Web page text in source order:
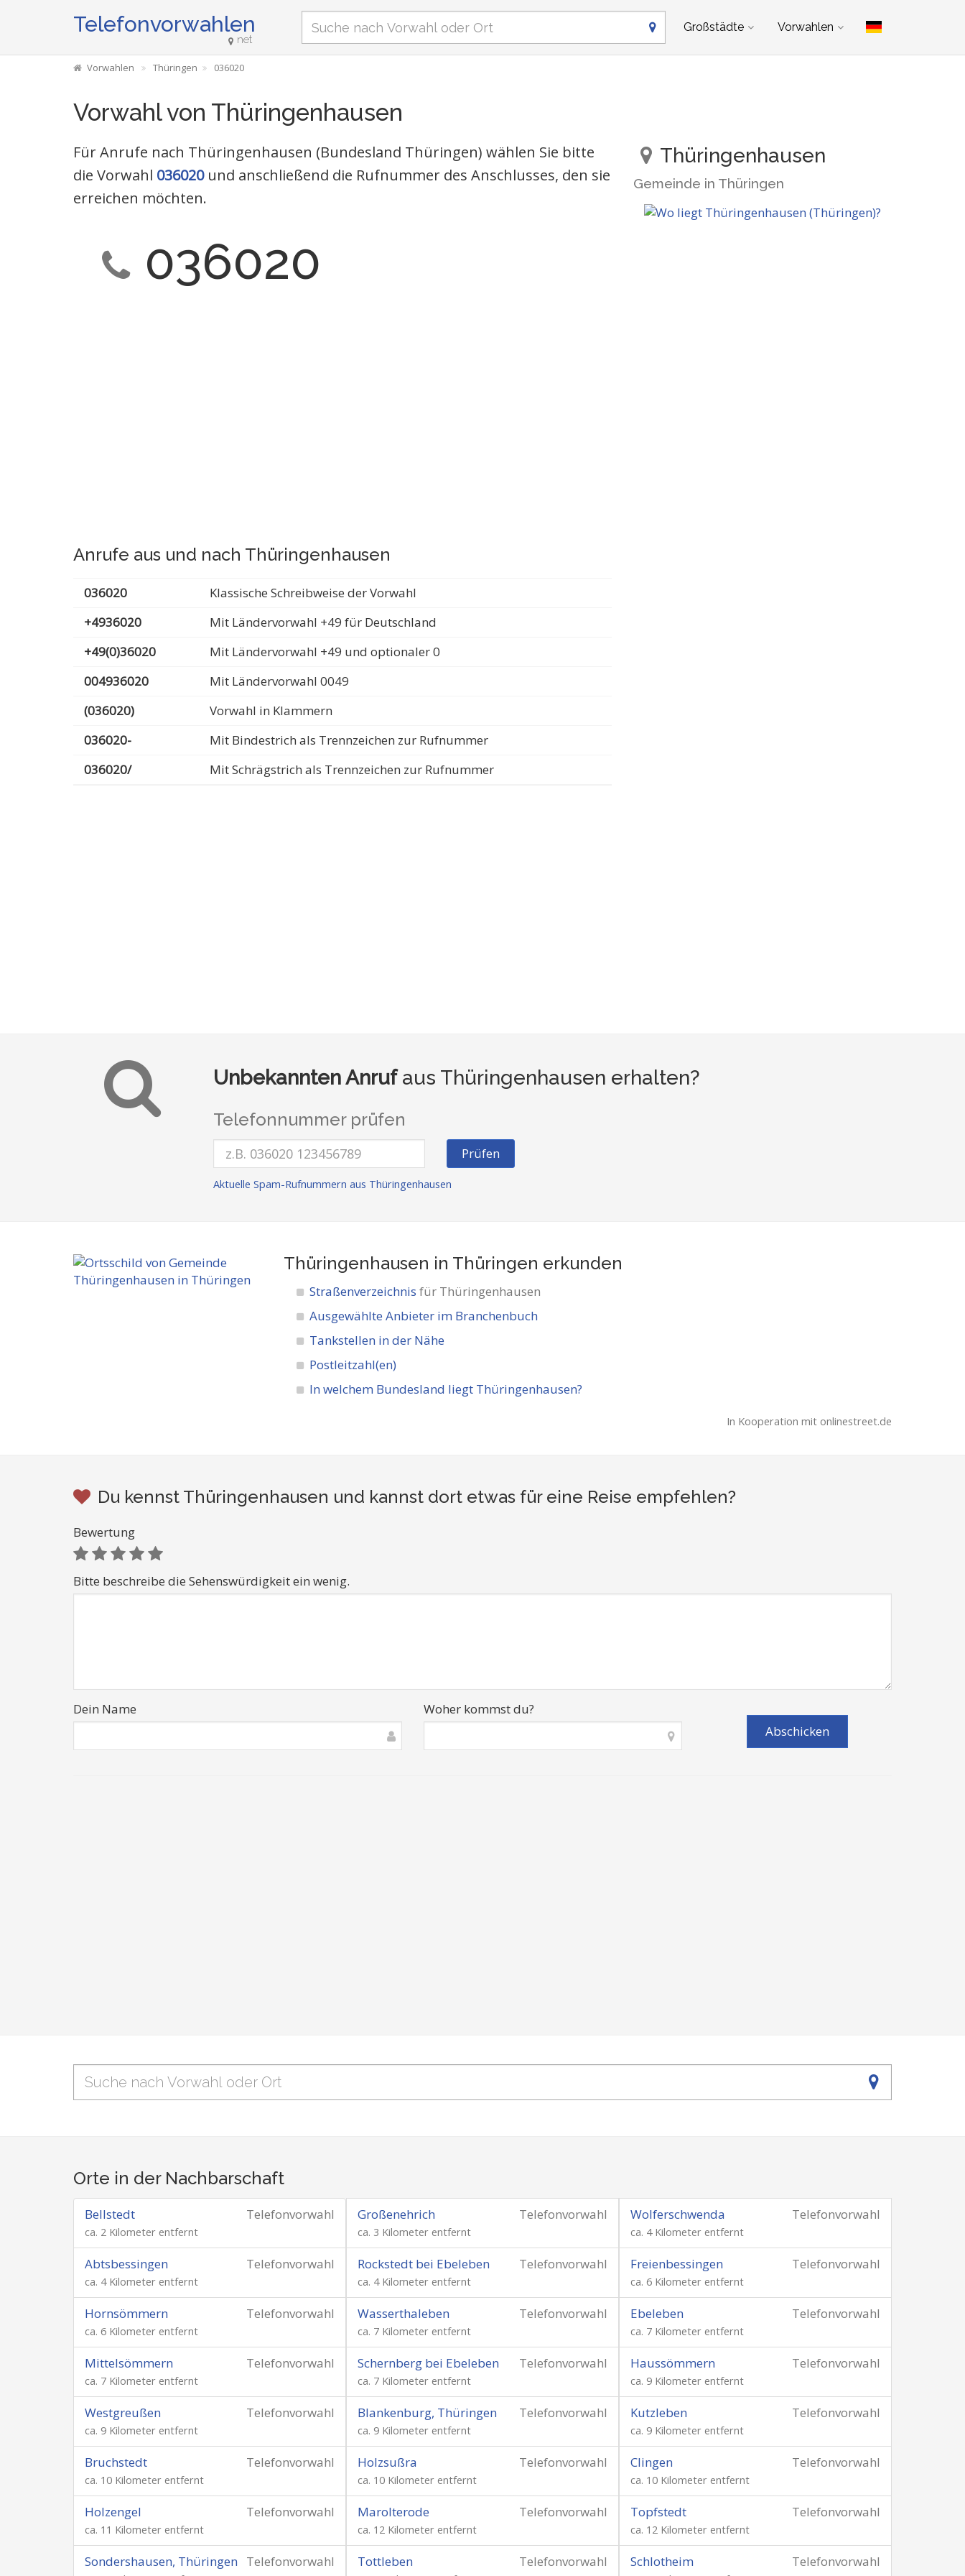
Telefonvorwahlen
net
Großstädte Vorwahlen
Vorwahlen Thüringen 036020
Vorwahl von Thüringenhausen
Für Anrufe nach Thüringenhausen (Bundesland Thüringen) wählen Sie bitte
die Vorwahl 036020und anschließend die Rufnummer des Anschlusses, den sie
erreichen möchten.
036020
Anrufe aus und nach Thüringenhausen
036020
Klassische Schreibweise der Vorwahl
+4936020
Mit Ländervorwahl +49 für Deutschland
+49(0)36020
Mit Ländervorwahl +49 und optionaler 0
004936020
Mit Ländervorwahl 0049
(036020)
Vorwahl in Klammern
036020-
Mit Bindestrich als Trennzeichen zur Rufnummer
036020/
Mit Schrägstrich als Trennzeichen zur Rufnummer
Thüringenhausen
Gemeinde in Thüringen
Unbekannten Anrufaus Thüringenhausen erhalten?
Telefonnummer prüfen
Prüfen
Aktuelle Spam-Rufnummern aus Thüringenhausen
Thüringenhausen in Thüringen erkunden
Straßenverzeichnis für Thüringenhausen
Ausgewählte Anbieter im Branchenbuch
Tankstellen in der Nähe
Postleitzahl(en)
In welchem Bundesland liegt Thüringenhausen?
In Kooperation mit onlinestreet.de
Du kennst Thüringenhausen und kannst dort etwas für eine Reise empfehlen?
Bewertung
Bitte beschreibe die Sehenswürdigkeit ein wenig.
Dein Name Woher kommst du?
Orte in der Nachbarschaft
Telefonvorwahl
Bellstedt
ca. 2 Kilometer entfernt
Telefonvorwahl
Großenehrich
ca. 3 Kilometer entfernt
Telefonvorwahl
Wolferschwenda
ca. 4 Kilometer entfernt
Telefonvorwahl
Abtsbessingen
ca. 4 Kilometer entfernt
Telefonvorwahl
Rockstedt bei Ebeleben
ca. 4 Kilometer entfernt
Telefonvorwahl
Freienbessingen
ca. 6 Kilometer entfernt
Telefonvorwahl
Hornsömmern
ca. 6 Kilometer entfernt
Telefonvorwahl
Wasserthaleben
ca. 7 Kilometer entfernt
Telefonvorwahl
Ebeleben
ca. 7 Kilometer entfernt
Telefonvorwahl
Mittelsömmern
ca. 7 Kilometer entfernt
Telefonvorwahl
Schernberg bei Ebeleben
ca. 7 Kilometer entfernt
Telefonvorwahl
Haussömmern
ca. 9 Kilometer entfernt
Telefonvorwahl
Westgreußen
ca. 9 Kilometer entfernt
Telefonvorwahl
Blankenburg, Thüringen
ca. 9 Kilometer entfernt
Telefonvorwahl
Kutzleben
ca. 9 Kilometer entfernt
Telefonvorwahl
Bruchstedt
ca. 10 Kilometer entfernt
Telefonvorwahl
Holzsußra
ca. 10 Kilometer entfernt
Telefonvorwahl
Clingen
ca. 10 Kilometer entfernt
Telefonvorwahl
Holzengel
ca. 11 Kilometer entfernt
Telefonvorwahl
Marolterode
ca. 12 Kilometer entfernt
Telefonvorwahl
Topfstedt
ca. 12 Kilometer entfernt
Telefonvorwahl
Sondershausen, Thüringen Telefonvorwahl
Tottleben Telefonvorwahl
Schlotheim